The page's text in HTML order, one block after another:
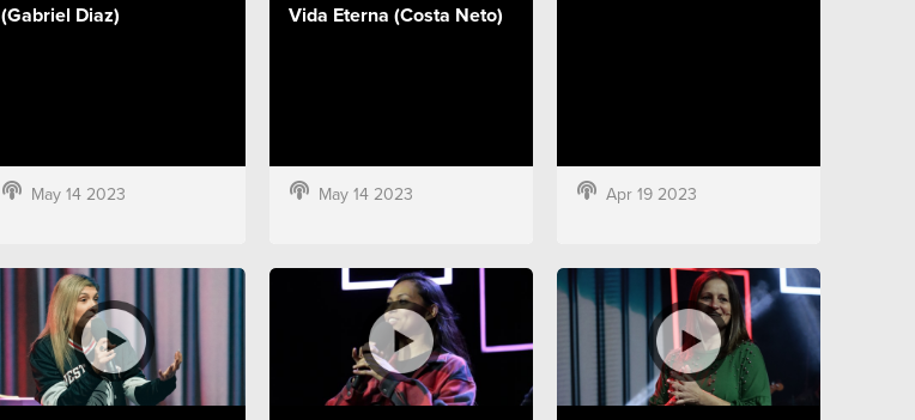
(Gabriel Diaz)
May 14 2023
Vida Eterna (Costa Neto)
May 14 2023 Apr 19 2023